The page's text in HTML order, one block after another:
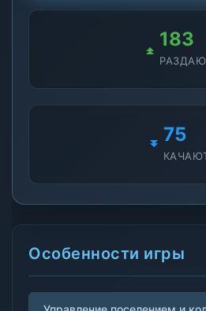
183
75
Особенности игры